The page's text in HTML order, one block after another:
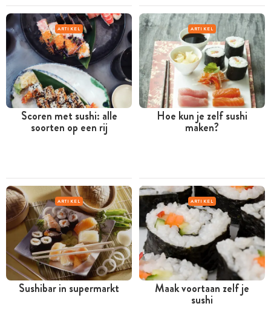
ARTIKEL
Scoren met sushi: alle
soorten op een rij
ARTIKEL
Hoe kun je zelf sushi
maken?
ARTIKEL
Sushibar in supermarkt
ARTIKEL
Maak voortaan zelf je
sushi